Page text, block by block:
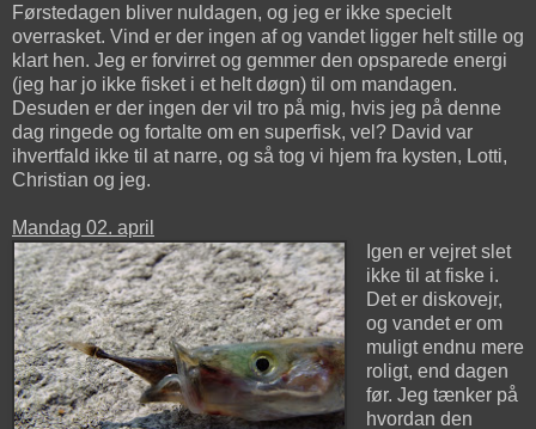
Førstedagen bliver nuldagen, og jeg er ikke specielt
overrasket. Vind er der ingen af og vandet ligger helt stille og
klart hen. Jeg er forvirret og gemmer den opsparede energi
(jeg har jo ikke fisket i et helt døgn) til om mandagen.
Desuden er der ingen der vil tro på mig, hvis jeg på denne
dag ringede og fortalte om en superfisk, vel? David var
ihvertfald ikke til at narre, og så tog vi hjem fra kysten, Lotti,
Christian og jeg.
Mandag 02. april
Igen er vejret slet
ikke til at fiske i.
Det er diskovejr,
og vandet er om
muligt endnu mere
roligt, end dagen
før. Jeg tænker på
hvordan den